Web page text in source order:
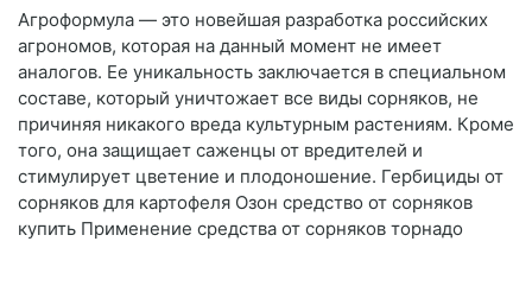
Агроформула — это новейшая разработка российских
агрономов, которая на данный момент не имеет
аналогов. Ее уникальность заключается в специальном
составе, который уничтожает все виды сорняков, не
причиняя никакого вреда культурным растениям. Кроме
того, она защищает саженцы от вредителей и
стимулирует цветение и плодоношение. Гербициды от
сорняков для картофеля Озон средство от сорняков
купить Применение средства от сорняков торнадо